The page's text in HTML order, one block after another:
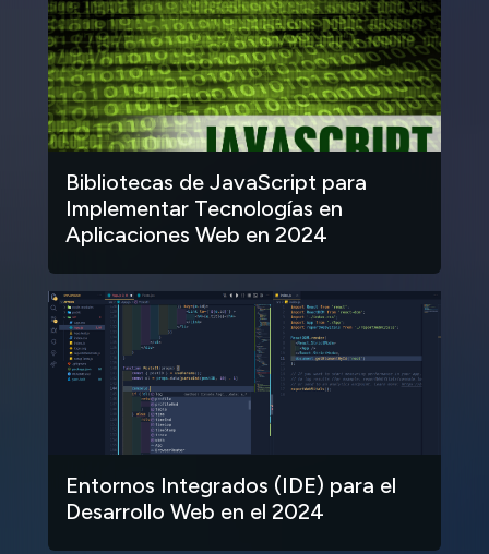
Bibliotecas de JavaScript para
Implementar Tecnologías en
Aplicaciones Web en 2024
Entornos Integrados (IDE) para el
Desarrollo Web en el 2024